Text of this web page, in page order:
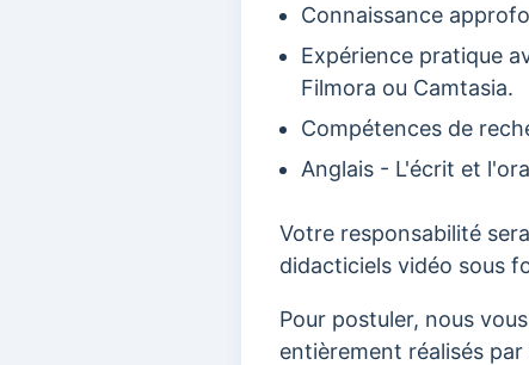
Connaissance
Expérience pratique
Filmora ou Camtasia.
Compétences de
Anglais - L'écrit et
Votre responsabilité
didacticiels vidéo sous
Pour postuler, nous
entièrement réalisés